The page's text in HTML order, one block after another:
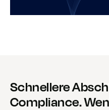
Schnellere
Compliance.